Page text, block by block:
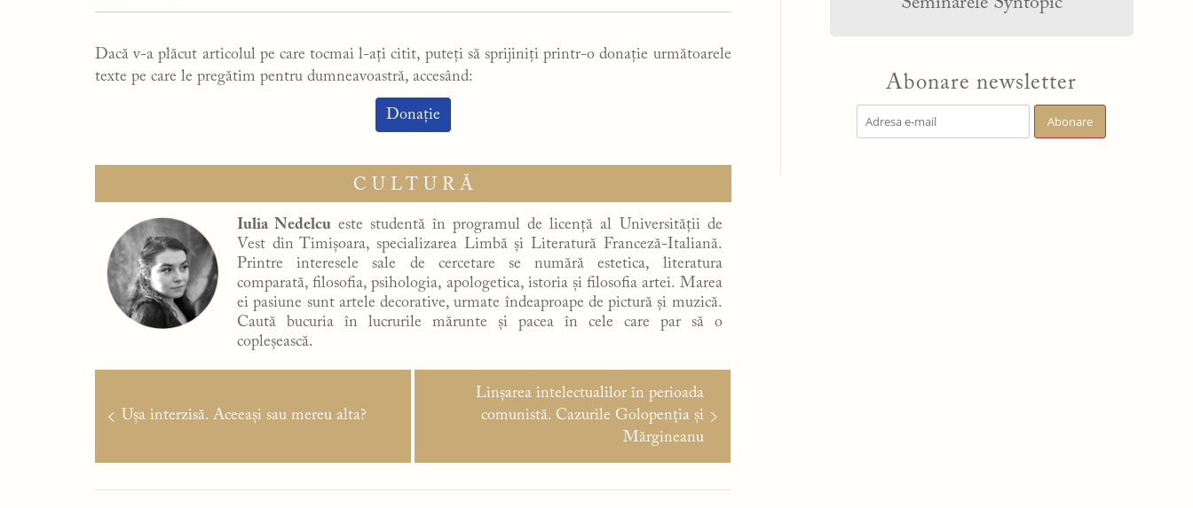
Dacă v-a plăcut articolul pe care tocmai l-ați citit, puteți să sprijiniți printr-o donație următoarele
texte pe care le pregătim pentru dumneavoastră, accesând:
Donație
CULTURĂ
Iulia Nedelcu este studentă în programul de licență al Universității de
Vest din Timișoara, specializarea Limbă și Literatură Franceză-Italiană.
Printre interesele sale de cercetare se numără estetica, literatura
comparată, filosofia, psihologia, apologetica, istoria și filosofia artei. Marea
ei pasiune sunt artele decorative, urmate îndeaproape de pictură și muzică.
Caută bucuria în lucrurile mărunte și pacea în cele care par să o
copleșească.
articole
Articolul
Ușa interzisă. Aceeași sau mereu alta?
Articolul
următor:
Linşarea intelectualilor în perioada
comunistă. Cazurile Golopenţia şi
Mărgineanu
Abonare newsletter